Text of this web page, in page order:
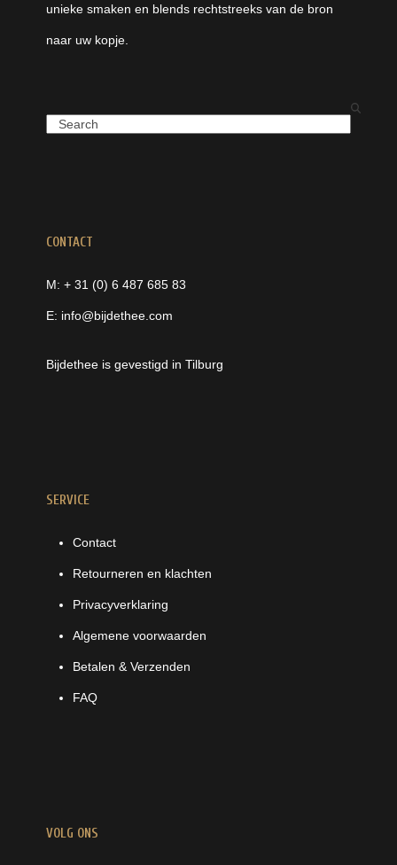
unieke smaken en blends rechtstreeks van de bron
naar uw kopje.
Search
CONTACT
M: + 31 (0) 6 487 685 83
E: info@bijdethee.com
Bijdethee is gevestigd in Tilburg
SERVICE
Contact
Retourneren en klachten
Privacyverklaring
Algemene voorwaarden
Betalen & Verzenden
FAQ
VOLG ONS